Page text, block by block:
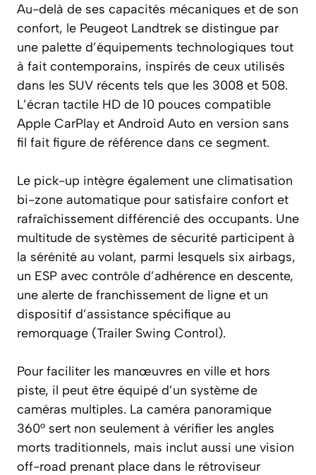
Au-delà de ses capacités mécaniques et de son
confort, le Peugeot Landtrek se distingue par
une palette d’équipements technologiques tout
à fait contemporains, inspirés de ceux utilisés
dans les SUV récents tels que les 3008 et 508.
L’écran tactile HD de 10 pouces compatible
Apple CarPlay et Android Auto en version sans
fil fait figure de référence dans ce segment.
Le pick-up intègre également une climatisation
bi-zone automatique pour satisfaire confort et
rafraîchissement différencié des occupants. Une
multitude de systèmes de sécurité participent à
la sérénité au volant, parmi lesquels six airbags,
un ESP avec contrôle d’adhérence en descente,
une alerte de franchissement de ligne et un
dispositif d’assistance spécifique au
remorquage (Trailer Swing Control).
Pour faciliter les manœuvres en ville et hors
piste, il peut être équipé d’un système de
caméras multiples. La caméra panoramique
360° sert non seulement à vérifier les angles
morts traditionnels, mais inclut aussi une vision
off-road prenant place dans le rétroviseur